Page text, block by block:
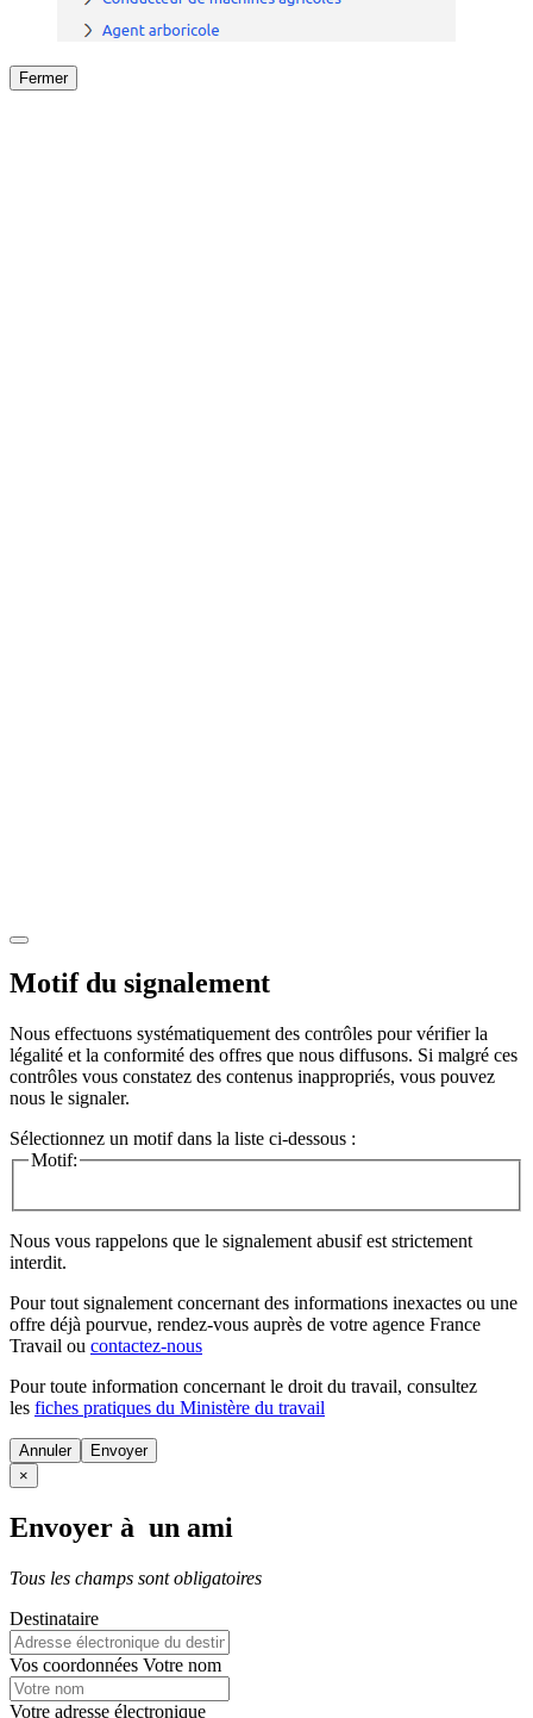
Fermer
Motif du signalement
Nous effectuons systématiquement des contrôles pour vérifier la
légalité et la conformité des offres que nous diffusons. Si malgré ces
contrôles vous constatez des contenus inappropriés, vous pouvez
nous le signaler.
Sélectionnez un motif dans la liste ci-dessous :
Motif:
Nous vous rappelons que le signalement abusif est strictement
interdit.
Pour tout signalement concernant des informations inexactes ou une
offre déjà pourvue, rendez-vous auprès de votre agence France
Travail ou contactez-nous
Pour toute information concernant le droit du travail, consultez
les fiches pratiques du Ministère du travail
Annuler
×
Envoyer à un ami
Tous les champs sont obligatoires
Destinataire
Vos coordonnées Votre nom
Votre adresse électronique